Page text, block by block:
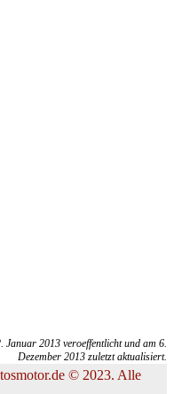
2013 veroeffentlicht und am 6.
Dezember 2013 zuletzt aktualisiert.
© 2023. Alle